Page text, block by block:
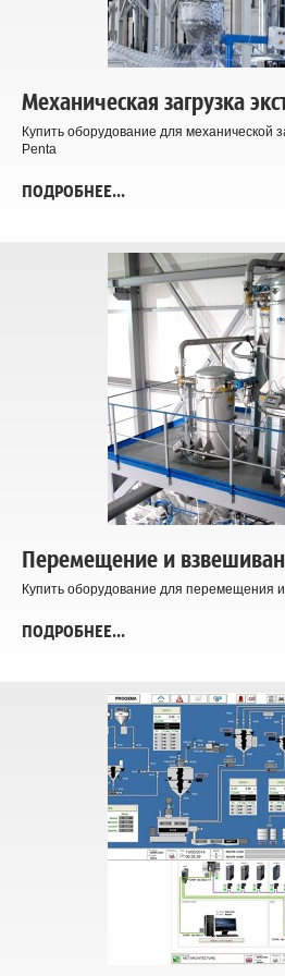
Механическая загрузка
Купить оборудование для механической
Penta
ПОДРОБНЕЕ...
Перемещение и
Купить оборудование для перемещения
ПОДРОБНЕЕ...